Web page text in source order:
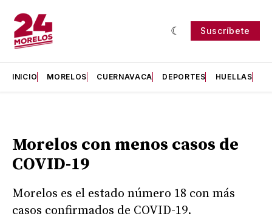
Suscríbete
INICIO MORELOS CUERNAVACA DEPORTES HUELLAS
Morelos con menos casos de
COVID-19
Morelos es el estado número 18 con más
casos confirmados de COVID-19.